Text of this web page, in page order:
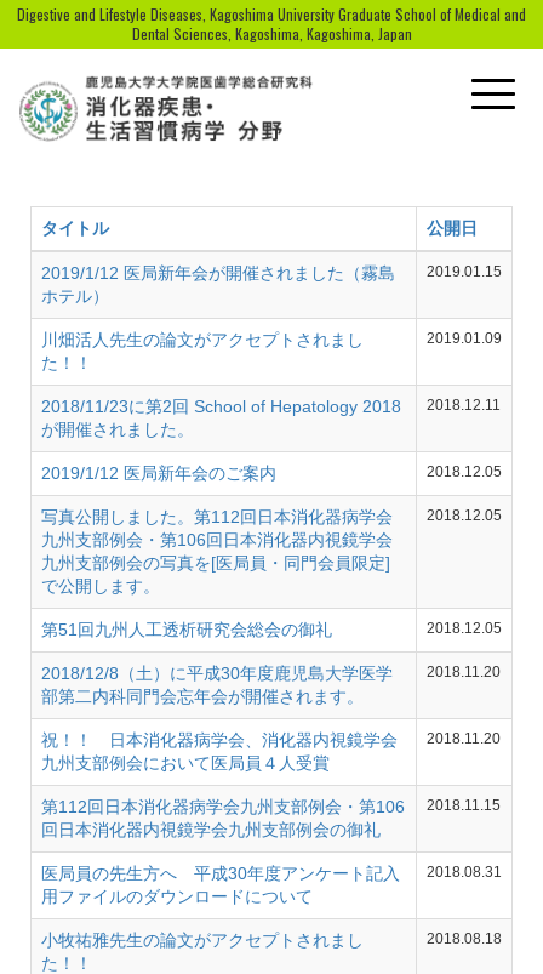
Digestive and Lifestyle Diseases, Kagoshima University Graduate School of Medical and
Dental Sciences, Kagoshima, Kagoshima, Japan
Toggle
タイトル 公開日
2019/1/12 医局新年会が開催されました（霧島
ホテル）
2019.01.15
川畑活人先生の論文がアクセプトされまし
た！！
2019.01.09
2018/11/23に第2回 School of Hepatology 2018
が開催されました。
2018.12.11
2019/1/12 医局新年会のご案内 2018.12.05
写真公開しました。第112回日本消化器病学会
九州支部例会・第106回日本消化器内視鏡学会
九州支部例会の写真を[医局員・同門会員限定]
で公開します。
2018.12.05
第51回九州人工透析研究会総会の御礼 2018.12.05
2018/12/8（土）に平成30年度鹿児島大学医学
部第二内科同門会忘年会が開催されます。
2018.11.20
祝！！ 日本消化器病学会、消化器内視鏡学会
九州支部例会において医局員４人受賞
2018.11.20
第112回日本消化器病学会九州支部例会・第106
回日本消化器内視鏡学会九州支部例会の御礼
2018.11.15
医局員の先生方へ 平成30年度アンケート記入
用ファイルのダウンロードについて
2018.08.31
小牧祐雅先生の論文がアクセプトされまし
た！！
2018.08.18